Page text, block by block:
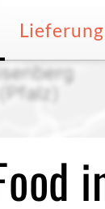
Lieferung